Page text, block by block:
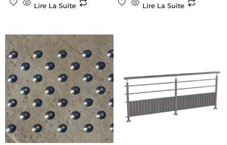
Lire La Suite Lire La Suite